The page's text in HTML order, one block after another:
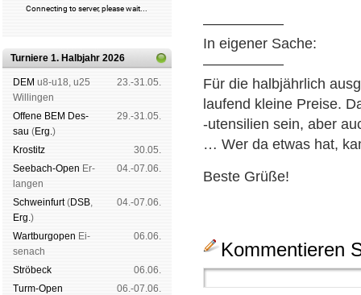
Turniere 1. Halbjahr 2026
DEM u8-u18, u25
Wil­lin­gen
23.-31.05.
Offene BEM Des­
sau (Erg.)
29.-31.05.
Kros­titz
30.05.
See­bach-Open Er­
lan­gen
04.-07.06.
Schwein­furt(DSB,
Erg.)
04.-07.06.
Wart­burg­open Ei­
se­nach
06.06.
Strö­beck
06.06.
Turm-Open
06.-07.06.
—————–
In eigener Sache:
—————–
Für die halbjährlich
laufend kleine Preise.
-utensilien sein, aber
… Wer da etwas hat,
Beste Grüße!
Kommentieren